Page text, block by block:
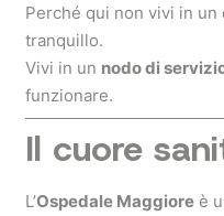
Perché qui non vivi in
tranquillo.
Vivi in un nodo di
funzionare.
Il cuore
L’Ospedale Maggiore è